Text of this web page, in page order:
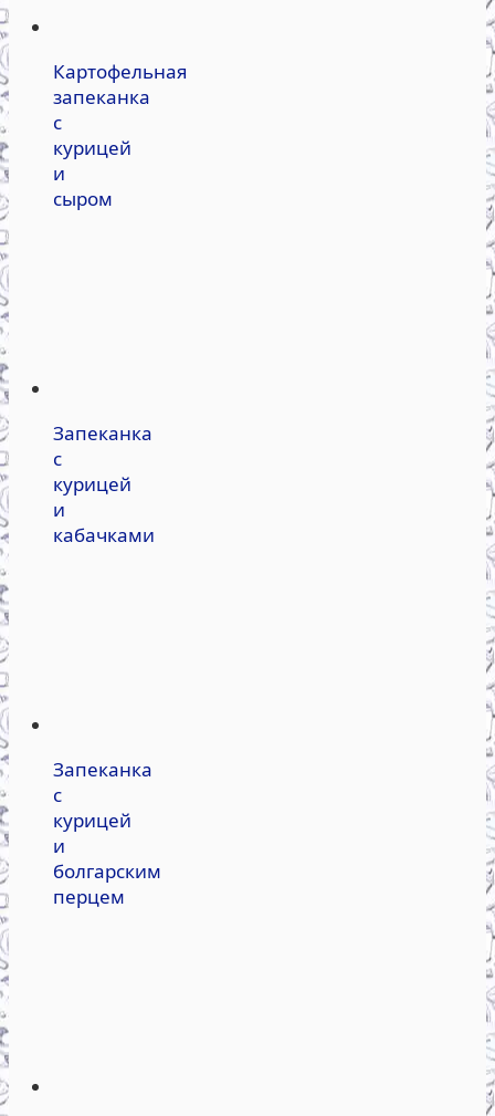
Картофельная
запеканка
с
курицей
и
сыром
Запеканка
с
курицей
и
кабачками
Запеканка
с
курицей
и
болгарским
перцем